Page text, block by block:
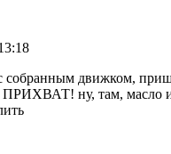
собранным движком,
ну, там, масло